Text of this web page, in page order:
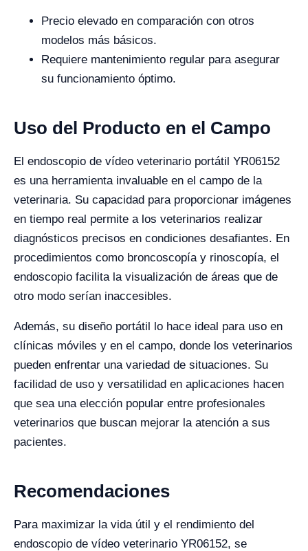
Precio elevado en comparación con otros
modelos más básicos.
Requiere mantenimiento regular para asegurar
su funcionamiento óptimo.
Uso del Producto en el Campo
El endoscopio de vídeo veterinario portátil YR06152
es una herramienta invaluable en el campo de la
veterinaria. Su capacidad para proporcionar imágenes
en tiempo real permite a los veterinarios realizar
diagnósticos precisos en condiciones desafiantes. En
procedimientos como broncoscopía y rinoscopía, el
endoscopio facilita la visualización de áreas que de
otro modo serían inaccesibles.
Además, su diseño portátil lo hace ideal para uso en
clínicas móviles y en el campo, donde los veterinarios
pueden enfrentar una variedad de situaciones. Su
facilidad de uso y versatilidad en aplicaciones hacen
que sea una elección popular entre profesionales
veterinarios que buscan mejorar la atención a sus
pacientes.
Recomendaciones
Para maximizar la vida útil y el rendimiento del
endoscopio de vídeo veterinario YR06152, se